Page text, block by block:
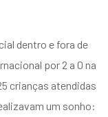
dentro e fora de
por 2 a 0 na
crianças atendidas
um sonho: